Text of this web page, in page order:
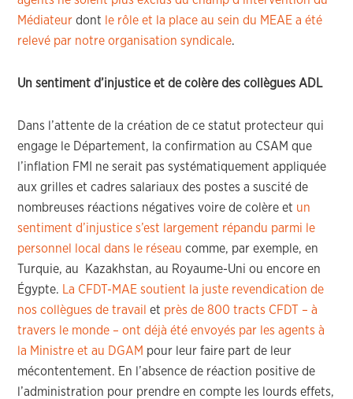
Médiateur dont le rôle et la place au sein du MEAE a été
relevé par notre organisation syndicale.
Un sentiment d’injustice et de colère des collègues ADL
Dans l’attente de la création de ce statut protecteur qui
engage le Département, la confirmation au CSAM que
l’inflation FMI ne serait pas systématiquement appliquée
aux grilles et cadres salariaux des postes a suscité de
nombreuses réactions négatives voire de colère et un
sentiment d’injustice s’est largement répandu parmi le
personnel local dans le réseau comme, par exemple, en
Turquie, au Kazakhstan, au Royaume-Uni ou encore en
Égypte.
La CFDT-MAE soutient la juste revendication de
nos collègues de travail et près de 800 tracts CFDT – à
travers le monde – ont déjà été envoyés par les agents à
la Ministre et au DGAM pour leur faire part de leur
mécontentement. En l’absence de réaction positive de
l’administration pour prendre en compte les lourds effets,